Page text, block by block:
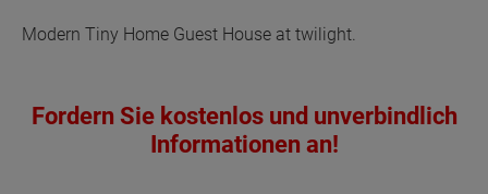
Modern Tiny Home Guest House at twilight.
Fordern Sie kostenlos und unverbindlich
Informationen an!